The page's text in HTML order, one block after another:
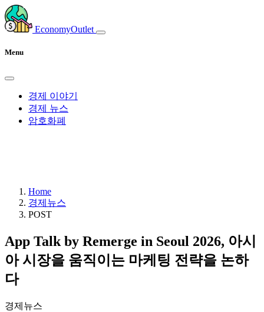
EconomyOutlet
Menu
경제 이야기
경제 뉴스
암호화폐
Home
경제뉴스
POST
App Talk by Remerge in Seoul 2026, 아시
아 시장을 움직이는 마케팅 전략을 논하
다
경제뉴스